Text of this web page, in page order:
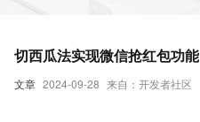
文章 2024-09-28 来自：开发者社区
切西瓜法实现微信抢红包功能